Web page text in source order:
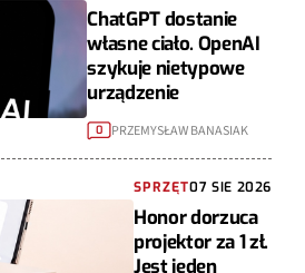
ChatGPT dostanie
własne ciało. OpenAI
szykuje nietypowe
urządzenie
0 PRZEMYSŁAW BANASIAK
SPRZĘT07 SIE 2026
Honor dorzuca
projektor za 1 zł.
Jest jeden